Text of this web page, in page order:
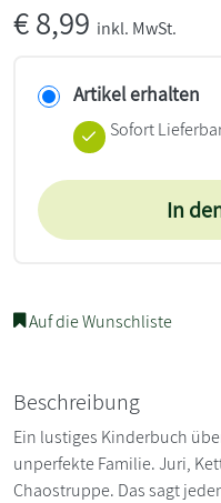
€8,99 inkl. MwSt.
Artikel erhalten
Sofort
In
Auf die Wunschliste
Beschreibung
Ein lustiges Kinderbuch
unperfekte Familie. Juri,
Chaostruppe. Das sagt